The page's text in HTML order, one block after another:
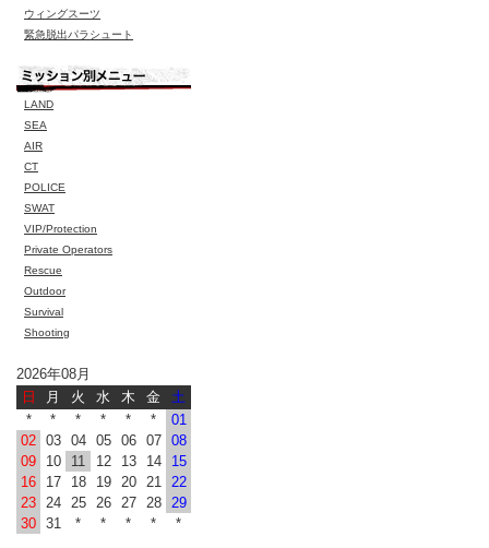
ウィングスーツ
緊急脱出パラシュート
LAND
SEA
AIR
CT
POLICE
SWAT
VIP/Protection
Private Operators
Rescue
Outdoor
Survival
Shooting
2026年08月
日
月 火 水 木 金
土
*
* * * * *
01
02 03 04 05 06 07
08
09
10 11 12 13 14
15
16
17 18 19 20 21
22
23
24 25 26 27 28
29
30 31 * * * * *